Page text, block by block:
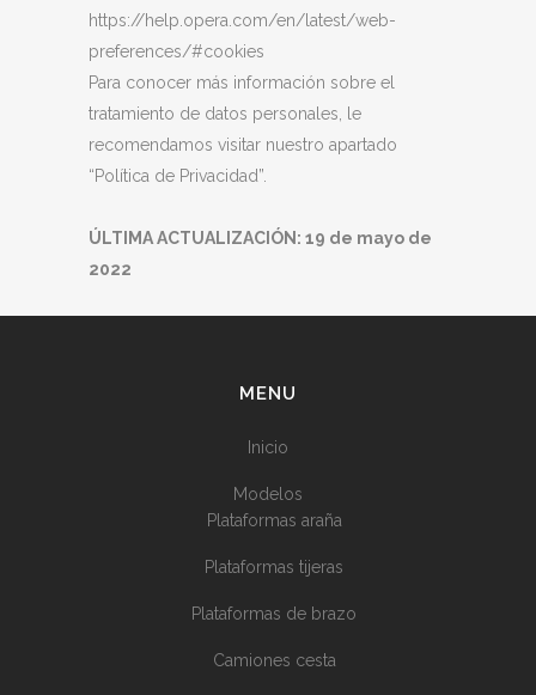
https://help.opera.com/en/latest/web-
preferences/#cookies
Para conocer más información sobre el
tratamiento de datos personales, le
recomendamos visitar nuestro apartado
“Política de Privacidad”.
ÚLTIMA ACTUALIZACIÓN: 19 de mayo de
2022
MENU
Inicio
Modelos
Plataformas araña
Plataformas tijeras
Plataformas de brazo
Camiones cesta